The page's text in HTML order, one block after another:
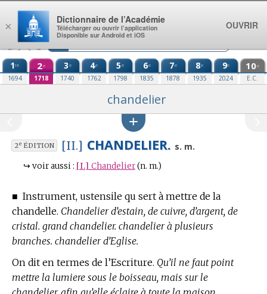
Aller au contenu
1re
1694
2e
1718
3e
1740
4e
1762
5e
1798
6e
1835
7e
1878
8e
1935
9e
2024
10e
E.C.
chandelier
2eÉDITION [II.] CHANDELIER. s. m.
↪ voir aussi : [I.] Chandelier (n. m.)
■ Instrument, ustensile qu sert à mettre de la
chandelle. Chandelier d’estain, de cuivre, d’argent, de
cristal. grand chandelier. chandelier à plusieurs
branches. chandelier d’Eglise.
On dit en termes de l’Escriture. Qu’il ne faut point
mettre la lumiere sous le boisseau, mais sur le
×
Dictionnaire de l’Académie
Télécharger ou ouvrir l’application
Disponible sur Android et iOS
OUVRIR